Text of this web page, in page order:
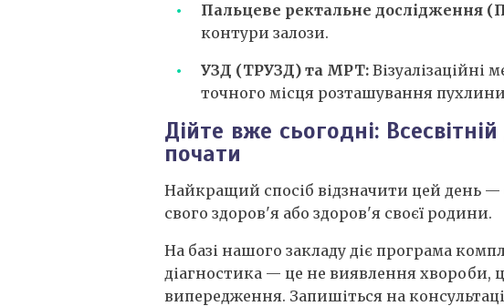
Пальцеве ректальне дослідження
контури залози.
УЗД (ТРУЗД) та МРТ: Візуалізаційні
точного місця розташування
Дійте вже сьогодні:
почати
Найкращий спосіб відзначити цей день
свого здоров'я або здоров'я своєї родини.
На базі нашого закладу діє програма
діагностика — це не виявлення хвороби,
випередження. Запишіться на